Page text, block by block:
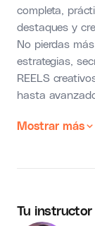
completa,
destaques y
No pierdas
estrategias,
REELS
hasta avanzado
Mostrar más
Tu instructor